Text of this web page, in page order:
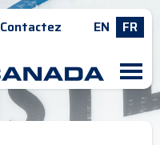
Contactez EN FR
M